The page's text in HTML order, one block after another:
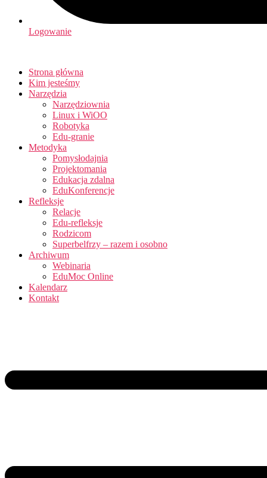
Logowanie
Strona główna
Kim jesteśmy
Narzędzia
Narzędziownia
Linux i WiOO
Robotyka
Edu-granie
Metodyka
Pomysłodajnia
Projektomania
Edukacja zdalna
EduKonferencje
Refleksje
Relacje
Edu-refleksje
Rodzicom
Superbelfrzy – razem i osobno
Archiwum
Webinaria
EduMoc Online
Kalendarz
Kontakt